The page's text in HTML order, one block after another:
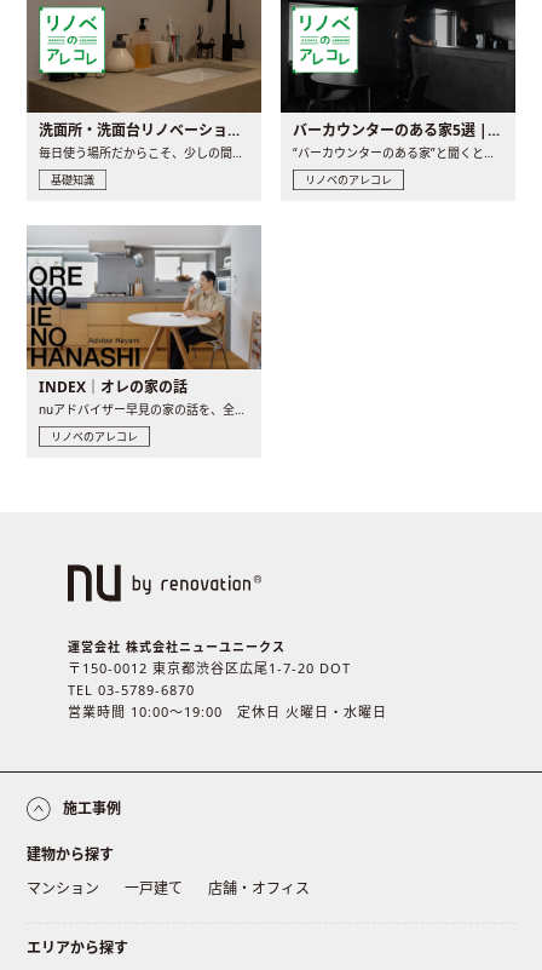
洗面所・洗面台リノベーションの事例と間取りアイデア
基礎知識
バーカウンターのある家5選 | 日常に馴染む“距離の近い”キッチンとは
リノベのアレコレ
INDEX｜オレの家の話
nuアドバイザー早見の家の話を、全4話でお届け。リノベーションを..
リノベのアレコレ
運営会社 株式会社ニューユニークス
〒150-0012 東京都渋谷区広尾1-7-20 DOT
TEL 03-5789-6870
営業時間 10:00〜19:00 定休日 火曜日・水曜日
施工事例
建物から探す
マンション
一戸建て 店舗・オフィス
エリアから探す